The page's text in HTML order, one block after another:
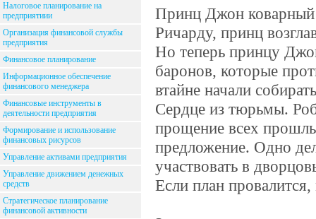
Налоговое планирование на
предприятиии
Организация финансовой службы
предприятия
Финансовое планирование
Информационное обеспечение
финансового менеджера
Финансовые инструменты в
деятельности предприятия
Формирование и использование
финансовых рисурсов
Управление активами предприятия
Управление движением денежных
средств
Стратегическое планирование
финансовой активности
Принц Джон коварный
Ричарду, принц
Но теперь принцу
баронов, которые
втайне начали
Сердце из тюрьмы.
прощение всех
предложение. Одно
участвовать в
Если план